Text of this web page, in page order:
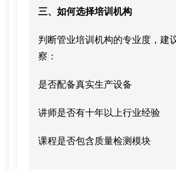
三、如何选择培训机构
判断管业培训机构的专业度，建
察：
是否配备真实生产设备
讲师是否有十年以上行业经验
课程是否包含质量检测模块